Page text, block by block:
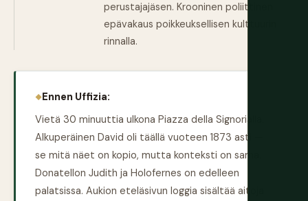
perustajajäsen. Krooninen poliittinen
epävakaus poikkeuksellisen kulttuurin
rinnalla.
Ennen Uffizia:
Vietä 30 minuuttia ulkona Piazza della Signorialla.
Alkuperäinen David oli täällä vuoteen 1873 asti —
se mitä näet on kopio, mutta konteksti on sama.
Donatellon Judith ja Holofernes on edelleen
palatsissa. Aukion eteläsivun loggia sisältää aitoja